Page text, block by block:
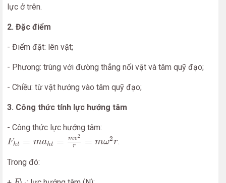
lực ở trên.
2. Đặc điểm
- Điểm đặt: lên vật;
- Phương: trùng với đường thẳng nối vật và tâm quỹ đạo;
- Chiều: từ vật hướng vào tâm quỹ đạo;
3. Công thức tính lực hướng tâm
- Công thức lực hướng tâm:
Fht = maht = mv2
r = mω2r
ht=maht=mv2r=m ω2r
.
Trong đó:
Fh t